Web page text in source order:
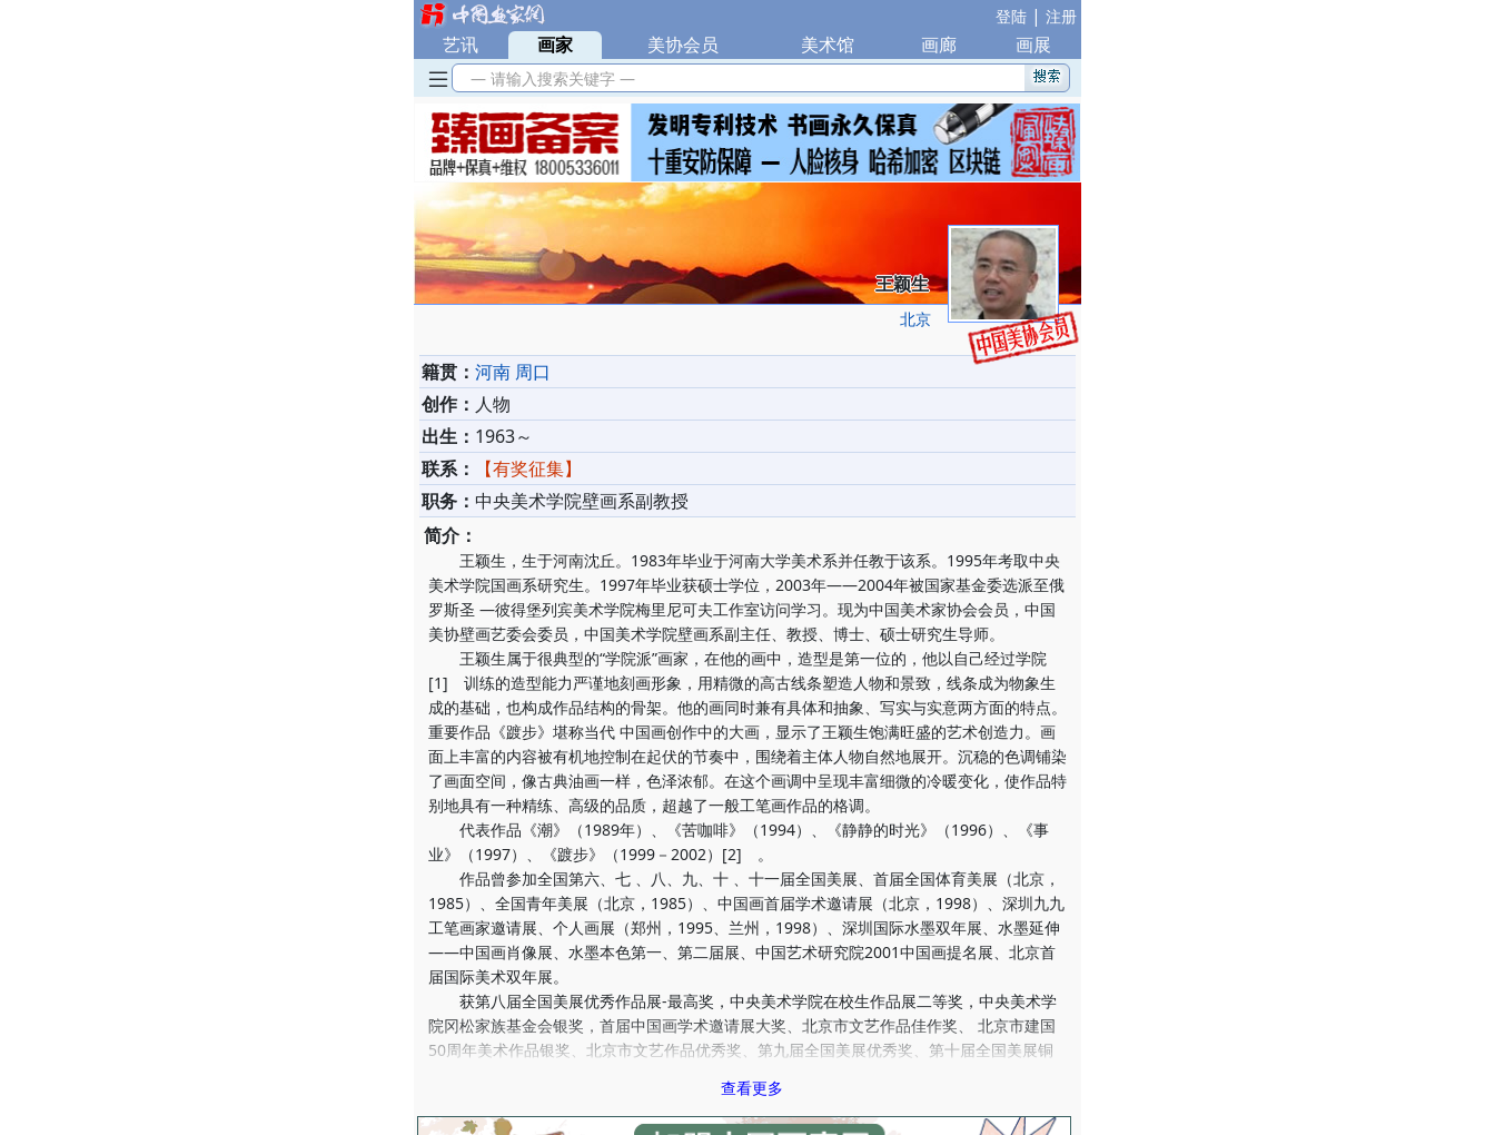
登陆 | 注册
艺讯 | 画家 美协会员 美术馆 画廊 画展
— 请输入搜索关键字 —
王颖生
北京
籍贯： 河南 周口
创作： 人物
出生： 1963～
联系：
【有奖征集】
职务： 中央美术学院壁画系副教授
简介：
王颖生，生于河南沈丘。1983年毕业于河南大学美术系并任教于该系。1995年考取中央
美术学院国画系研究生。1997年毕业获硕士学位，2003年——2004年被国家基金委选派至俄
罗斯圣 —彼得堡列宾美术学院梅里尼可夫工作室访问学习。现为中国美术家协会会员，中国
美协壁画艺委会委员，中国美术学院壁画系副主任、教授、博士、硕士研究生导师。
王颖生属于很典型的“学院派”画家，在他的画中，造型是第一位的，他以自己经过学院
[1] 训练的造型能力严谨地刻画形象，用精微的高古线条塑造人物和景致，线条成为物象生
成的基础，也构成作品结构的骨架。他的画同时兼有具体和抽象、写实与实意两方面的特点。
重要作品《踱步》堪称当代 中国画创作中的大画，显示了王颖生饱满旺盛的艺术创造力。画
面上丰富的内容被有机地控制在起伏的节奏中，围绕着主体人物自然地展开。沉稳的色调铺染
了画面空间，像古典油画一样，色泽浓郁。在这个画调中呈现丰富细微的冷暖变化，使作品特
别地具有一种精练、高级的品质，超越了一般工笔画作品的格调。
代表作品《潮》（1989年）、《苦咖啡》（1994）、《静静的时光》（1996）、《事
业》（1997）、《踱步》（1999－2002）[2] 。
作品曾参加全国第六、七 、八、九、十 、十一届全国美展、首届全国体育美展（北京，
1985）、全国青年美展（北京，1985）、中国画首届学术邀请展（北京，1998）、深圳九九
工笔画家邀请展、个人画展（郑州，1995、兰州，1998）、深圳国际水墨双年展、水墨延伸
——中国画肖像展、水墨本色第一、第二届展、中国艺术研究院2001中国画提名展、北京首
届国际美术双年展。
获第八届全国美展优秀作品展-最高奖，中央美术学院在校生作品展二等奖，中央美术学
院冈松家族基金会银奖，首届中国画学术邀请展大奖、北京市文艺作品佳作奖、 北京市建国
50周年美术作品银奖、北京市文艺作品优秀奖、第九届全国美展优秀奖、第十届全国美展铜
委宣传部评为《德艺双馨艺术家》。作品被中国美术馆、中央美院美术馆、中国奥委会、深圳
美术馆等多家机构收藏。
查看更多